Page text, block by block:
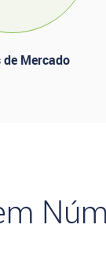
de Mercado